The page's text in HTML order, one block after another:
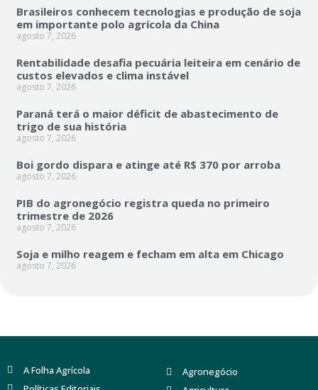
Brasileiros conhecem tecnologias e produção de soja
em importante polo agrícola da China
agosto 7, 2026
Rentabilidade desafia pecuária leiteira em cenário de
custos elevados e clima instável
agosto 7, 2026
Paraná terá o maior déficit de abastecimento de
trigo de sua história
agosto 7, 2026
Boi gordo dispara e atinge até R$ 370 por arroba
agosto 7, 2026
PIB do agronegócio registra queda no primeiro
trimestre de 2026
agosto 7, 2026
Soja e milho reagem e fecham em alta em Chicago
agosto 7, 2026
A Folha Agrícola
Agronegócio